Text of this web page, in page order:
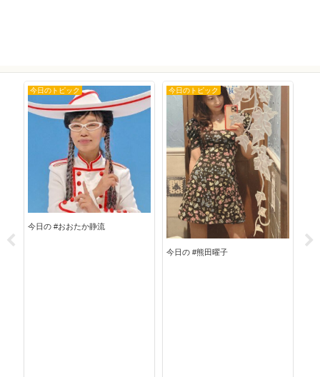
今日のトピック
今日の #おおたか静流
今日のトピック
今日の #熊田曜子